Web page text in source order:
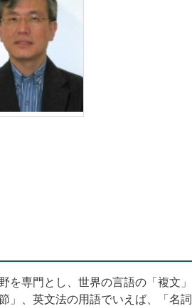
専門とし、世界の言語の「複文」
」、英文法の用語でいえば、「名詞